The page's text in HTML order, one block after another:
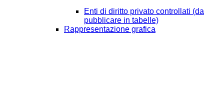
Enti di diritto privato controllati (da
pubblicare in tabelle)
Rappresentazione grafica